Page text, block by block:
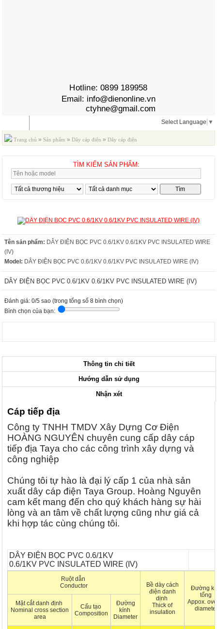
Hotline:0899 189958
Email: info@dienonline.vn
ctyhne@gmail.com
Trang chủ »Sản phẩm »Dây cáp điện »Dây cáp điện
TAYA
Select Language ▼
TÌM KIẾM SẢN PHẨM:
Tên sản phẩm: DÂY ĐIỆN BỌC PVC 0.6/1KV 0.6/1KV PVC INSULATED WIRE
(IV)
Model: DÂY ĐIỆN BỌC PVC 0.6/1KV 0.6/1KV PVC INSULATED WIRE (IV)
DÂY ĐIỆN BỌC PVC 0.6/1KV 0.6/1KV PVC INSULATED WIRE (IV)
Đánh giá: 0/5 sao (trong tổng số 8 bình chọn)
Bình chọn của bạn:
Thông tin chi tiết
Hướng dẫn sử dụng
Nhận xét
Cáp tiếp địa
Công ty TNHH TMDV Xây Dựng Cơ Điện
HOÀNG NGUYÊN chuyên cung cấp dâycáp
tiếp địa Taya cho các công trình xây dựng và
công nghiệp
Chúng tôi tự hào là đại lý cấp 1 của nhà sản
xuấtdây cáp điện Taya Group. Hoàng Nguyên
cam kết mang đến cho quý khách hàng sự hài
lòng và an tâm về chất lượng cũng như giá cả
khi hợp tác cùng chúng tôi.
DÂY ĐIỆN BỌC PVC 0.6/1KV
0.6/1KV PVC INSULATED WIRE (IV)
Ruột dẫn
Conductor
Bề dày cách
điện danh
dịnh
Thick of
insulation
Đường
tổng
Appox.
Mặt cắt danh định
Nominal cross section
area
Cấu tạo
Composition
Đường
kính
Diameter